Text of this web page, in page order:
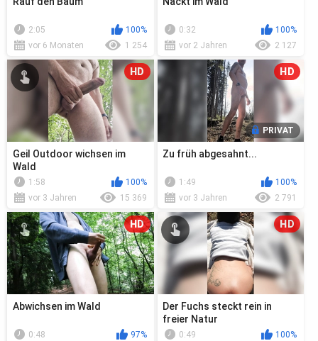
2:05
100%
vor 6 Monaten
1 254
0:32
100%
vor 2 Jahren
2 127
HD
Geil Outdoor wichsen im
Wald
1:58
100%
vor 3 Jahren
15 369
PRIVAT
HD
Zu früh abgesahnt...
1:49
100%
vor 3 Jahren
2 791
HD
Abwichsen im Wald
0:48
97%
HD
Der Fuchs steckt rein in
freier Natur
0:49
100%